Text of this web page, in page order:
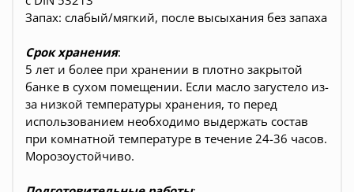
Запах: слабый/мягкий, после высыхания без запаха
Срок хранения:
5 лет и более при хранении в плотно закрытой
банке в сухом помещении. Если масло загустело из-
за низкой температуры хранения, то перед
использованием необходимо выдержать состав
при комнатной температуре в течение 24-36 часов.
Морозоустойчиво.